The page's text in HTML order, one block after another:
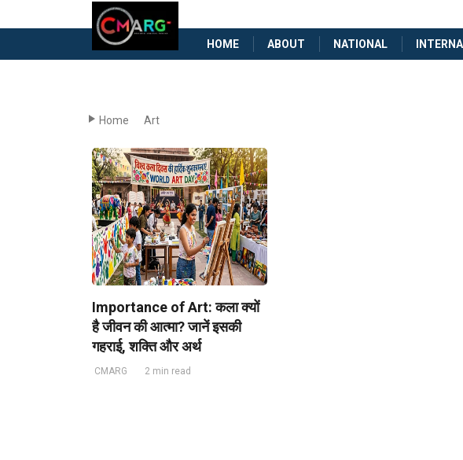
HOME ABOUT NATIONAL
Home Art
Importance of Art: कला क्यों
है जीवन की आत्मा? जानें इसकी
गहराई, शक्ति और अर्थ
CMARG 2 min read